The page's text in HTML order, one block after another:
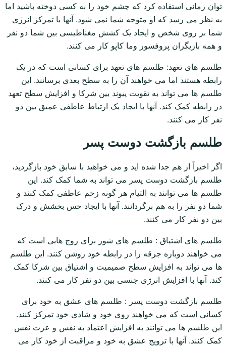
توان زمانی استفاده کرد که چشم خود را به کسی دوخته باشید اما
به نظر می رسد که او متوجه شما نمی شود. آنها با تمرکز انرژی
شما بر روی شخص و ایجاد یک کشش مغناطیسی بین شما دو نفر
و همه بازیگران پروفسور وما کاپو کار می کنند.
طلسم های تعهد: طلسم های تعهد برای کسانی است که در یک
رابطه هستند اما می خواهند آن را به سطح بعدی برسانند. این
طلسم ها می تواند به تقویت پیوند بین شرکا و افزایش سطح تعهد
در رابطه کمک کند. آنها با ایجاد یک ارتباط عاطفی عمیق بین دو
نفر کار می کنند.
طلسم بازگشت دوست پسر
اگر اخیراً از هم جدا شده اید و می خواهید با سابق خود بازگردید،
طلسم بازگشت دوست پسر می تواند به شما کمک کند. این
طلسم ها می توانند به التیام هر گونه زخم عاطفی کمک کنند و
شما دو نفر را به هم برگردانند. آنها با ایجاد حس بخشش و درک
بین دو نفر کار می کنند.
طلسم های اشتیاق : طلسم های شور برای زوج هایی است که
می خواهند دوباره جرقه را در رابطه خود روشن کنند. این طلسم
ها می تواند به افزایش سطح صمیمیت و اشتیاق بین شرکا کمک
کند. آنها با افزایش انرژی جنسی بین دو نفر کار می کنند.
طلسم بازگشت دوست پسر : طلسم های عشق به خود برای
کسانی است که می خواهند روی خود و شادی خود تمرکز کنند.
این طلسم ها می توانند به افزایش اعتماد به نفس و عزت نفس
کمک کنند. آنها با ترویج عشق به خود و مراقبت از خود کار می